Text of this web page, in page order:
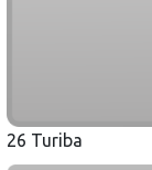
26 Turiba